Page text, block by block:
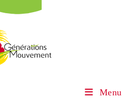
Menu